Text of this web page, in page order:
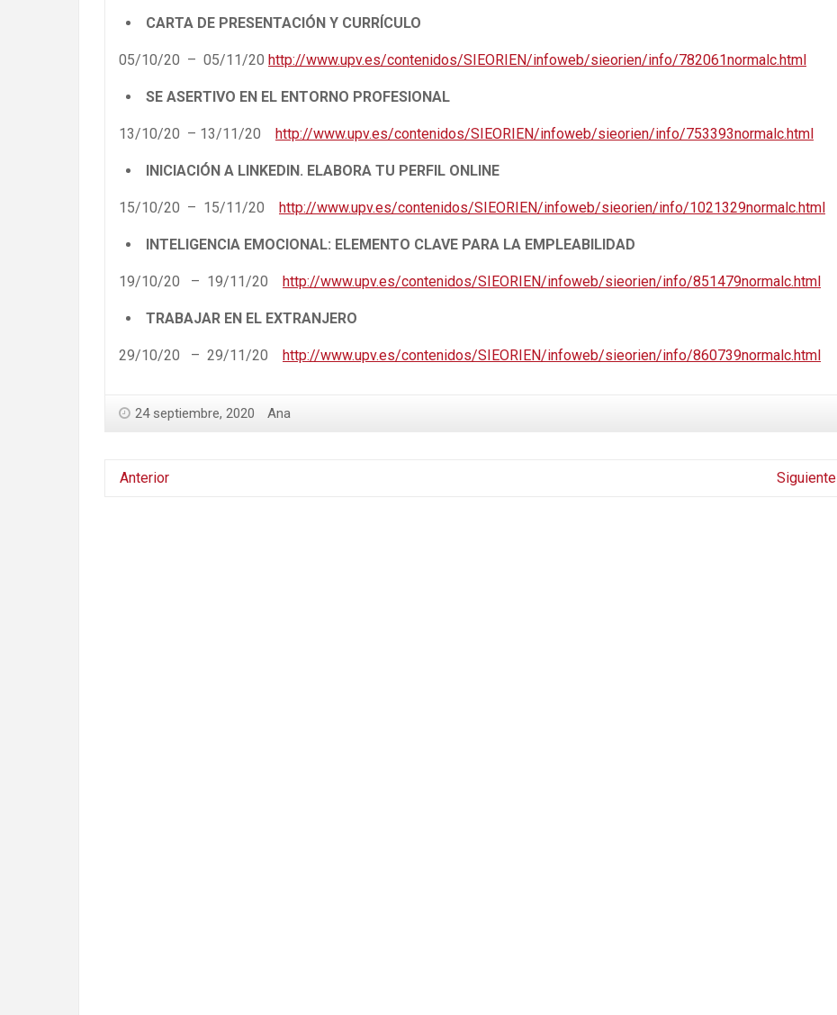
CARTA DE PRESENTACIÓN Y CURRÍCULO
05/10/20 – 05/11/20 http://www.upv.es/contenidos/SIEORIEN/infoweb/sieorien/info/782061normalc.html
SE ASERTIVO EN EL ENTORNO PROFESIONAL
13/10/20 – 13/11/20 http://www.upv.es/contenidos/SIEORIEN/infoweb/sieorien/info/753393normalc.html
INICIACIÓN A LINKEDIN. ELABORA TU PERFIL ONLINE
15/10/20 – 15/11/20 http://www.upv.es/contenidos/SIEORIEN/infoweb/sieorien/info/1021329normalc.html
INTELIGENCIA EMOCIONAL: ELEMENTO CLAVE PARA LA EMPLEABILIDAD
19/10/20 – 19/11/20 http://www.upv.es/contenidos/SIEORIEN/infoweb/sieorien/info/851479normalc.html
TRABAJAR EN EL EXTRANJERO
29/10/20 – 29/11/20 http://www.upv.es/contenidos/SIEORIEN/infoweb/sieorien/info/860739normalc.html
24 septiembre, 2020 Ana
Anterior Siguiente